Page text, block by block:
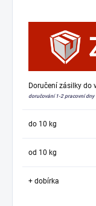
Doručení zásilky do
doručování 1-2 pracovní dny
do 10 kg
od 10 kg
+ dobírka